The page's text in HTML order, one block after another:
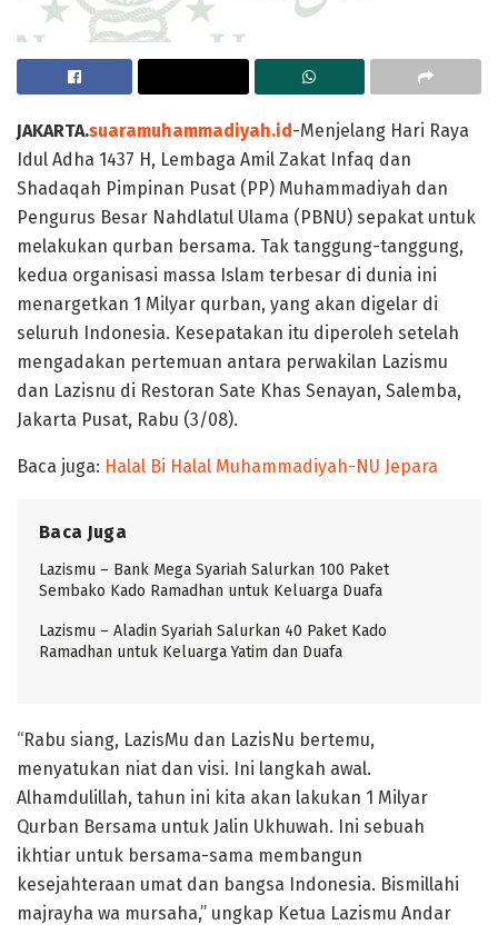
JAKARTA.suaramuhammadiyah.id-Menjelang Hari Raya
Idul Adha 1437 H, Lembaga Amil Zakat Infaq dan
Shadaqah Pimpinan Pusat (PP) Muhammadiyah dan
Pengurus Besar Nahdlatul Ulama (PBNU) sepakat untuk
melakukan qurban bersama. Tak tanggung-tanggung,
kedua organisasi massa Islam terbesar di dunia ini
menargetkan 1 Milyar qurban, yang akan digelar di
seluruh Indonesia. Kesepatakan itu diperoleh setelah
mengadakan pertemuan antara perwakilan Lazismu
dan Lazisnu di Restoran Sate Khas Senayan, Salemba,
Jakarta Pusat, Rabu (3/08).
Baca juga: Halal Bi Halal Muhammadiyah-NU Jepara
Baca Juga
Lazismu – Bank Mega Syariah Salurkan 100 Paket
Sembako Kado Ramadhan untuk Keluarga Duafa
Lazismu – Aladin Syariah Salurkan 40 Paket Kado
Ramadhan untuk Keluarga Yatim dan Duafa
“Rabu siang, LazisMu dan LazisNu bertemu,
menyatukan niat dan visi. Ini langkah awal.
Alhamdulillah, tahun ini kita akan lakukan 1 Milyar
Qurban Bersama untuk Jalin Ukhuwah. Ini sebuah
ikhtiar untuk bersama-sama membangun
kesejahteraan umat dan bangsa Indonesia. Bismillahi
majrayha wa mursaha,” ungkap Ketua Lazismu Andar